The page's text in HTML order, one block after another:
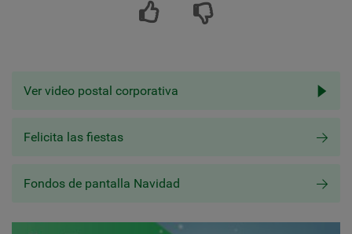
Ver video postal corporativa
Felicita las fiestas
Fondos de pantalla Navidad